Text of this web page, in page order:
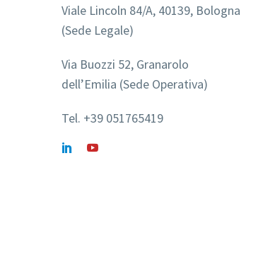
Viale Lincoln 84/A, 40139, Bologna
(Sede Legale)
Via Buozzi 52, Granarolo
dell’Emilia (Sede Operativa)
Tel. +39 051765419